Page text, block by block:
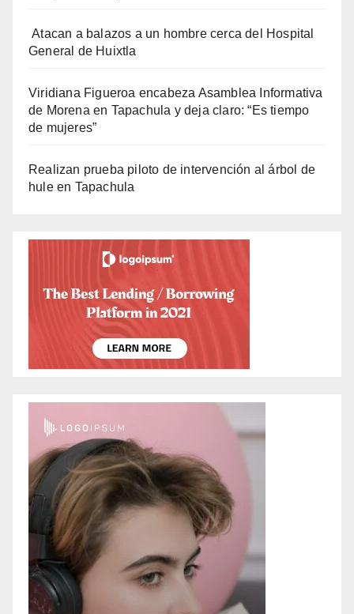
Atacan a balazos a un hombre cerca del Hospital
General de Huixtla
Viridiana Figueroa encabeza Asamblea Informativa
de Morena en Tapachula y deja claro: “Es tiempo
de mujeres”
Realizan prueba piloto de intervención al árbol de
hule en Tapachula